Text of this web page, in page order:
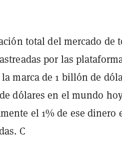
total del mercado de
por las
marca de 1 billón de
dólares en el mundo
el 1% de ese dinero
C